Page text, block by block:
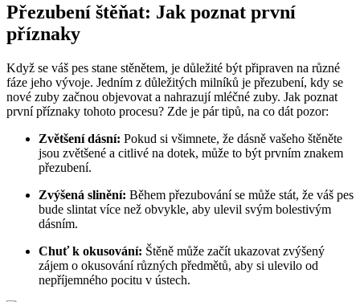
Přezubení štěňat: Jak poznat první
příznaky
Když se váš pes stane stěnětem, je důležité být připraven na různé
fáze jeho vývoje. Jedním z důležitých milníků je přezubení, kdy se
nové zuby začnou objevovat a nahrazují mléčné zuby. Jak poznat
první příznaky tohoto procesu? Zde je pár tipů, na co dát pozor:
Zvětšení dásní: Pokud si všimnete, že dásně vašeho štěněte
jsou zvětšené a citlivé na dotek, může to být prvním znakem
přezubení.
Zvýšená slinění: Během přezubování se může stát, že váš pes
bude slintat více než obvykle, aby ulevil svým bolestivým
dásním.
Chuť k okusování: Štěně může začít ukazovat zvýšený
zájem o okusování různých předmětů, aby si ulevilo od
nepříjemného pocitu v ústech.